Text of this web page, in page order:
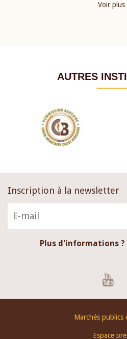
Voir plus
AUTRES
Inscription à la newsletter
Plus d'informations ?
Marchés publics
Espace